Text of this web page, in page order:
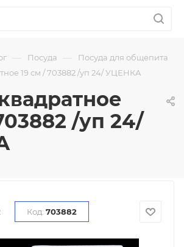
— Посуда — Посуда для общепита
19 см / 703882 /уп 24/ УЦЕНКА
/уп 24/
Код: 703882